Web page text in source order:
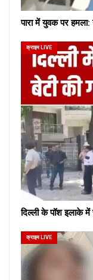
पारा में युवक पर
क्राइम LIVE
दिल्ली के पॉश इलाके
क्राइम LIVE